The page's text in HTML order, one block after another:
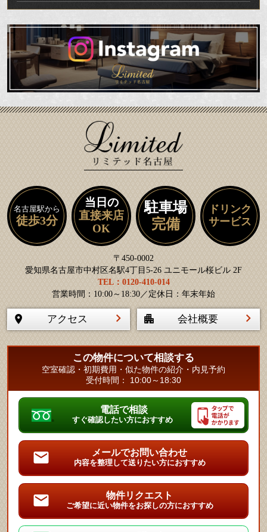
名古屋駅から
徒歩3分
当日の
直接来店
OK
駐車場
完備
ドリンク
サービス
〒450-0002
愛知県名古屋市中村区名駅4丁目5-26 ユニモール桜ビル 2F
TEL：0120-410-014
営業時間：10:00～18:30／定休日：年末年始
アクセス 会社概要
この物件について相談する
空室確認・初期費用・似た物件の紹介・内見予約
受付時間： 10:00～18:30
電話で相談
すぐ確認したい方におすすめ
メールでお問い合わせ
内容を整理して送りたい方におすすめ
物件リクエスト
ご希望に近い物件をお探しの方におすすめ